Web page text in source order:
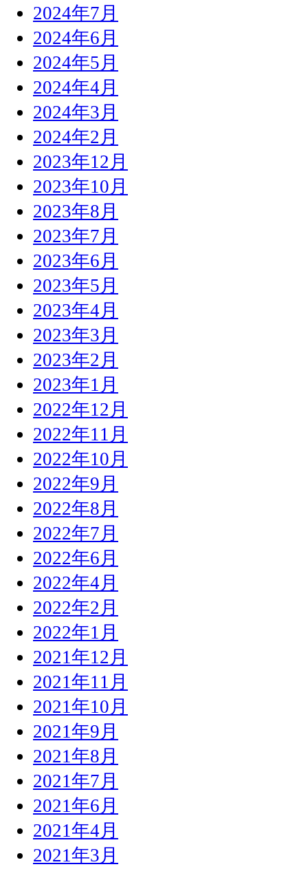
2024年7月
2024年6月
2024年5月
2024年4月
2024年3月
2024年2月
2023年12月
2023年10月
2023年8月
2023年7月
2023年6月
2023年5月
2023年4月
2023年3月
2023年2月
2023年1月
2022年12月
2022年11月
2022年10月
2022年9月
2022年8月
2022年7月
2022年6月
2022年4月
2022年2月
2022年1月
2021年12月
2021年11月
2021年10月
2021年9月
2021年8月
2021年7月
2021年6月
2021年4月
2021年3月